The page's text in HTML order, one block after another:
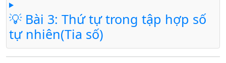
💡 Bài 3: Thứ tự trong tập hợp số
tự nhiên(Tia số)